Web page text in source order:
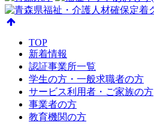
TOP
新着情報
認証事業所一覧
学生の方・一般求職者の方
サービス利用者・ご家族の方
事業者の方
教育機関の方